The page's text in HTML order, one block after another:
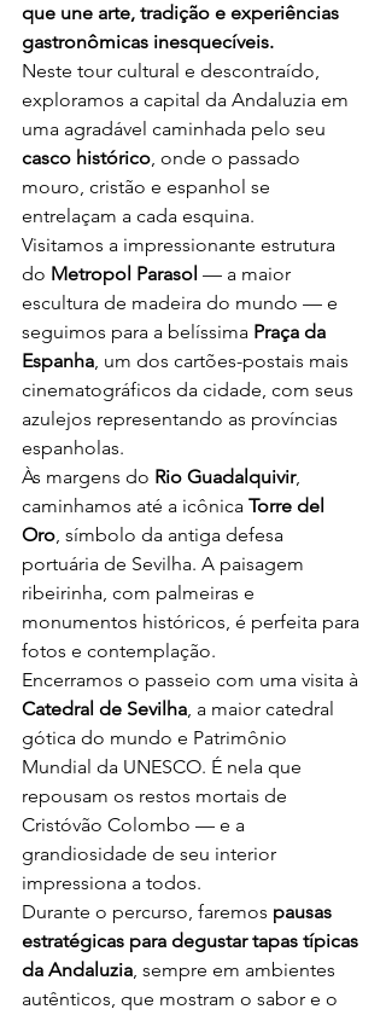
que une arte, tradição e experiências
gastronômicas inesquecíveis.
Neste tour cultural e descontraído,
exploramos a capital da Andaluzia em
uma agradável caminhada pelo seu
casco histórico, onde o passado
mouro, cristão e espanhol se
entrelaçam a cada esquina.
Visitamos a impressionante estrutura
do Metropol Parasol — a maior
escultura de madeira do mundo — e
seguimos para a belíssima Praça da
Espanha, um dos cartões-postais mais
cinematográficos da cidade, com seus
azulejos representando as províncias
espanholas.
Às margens do Rio Guadalquivir,
caminhamos até a icônica Torre del
Oro, símbolo da antiga defesa
portuária de Sevilha. A paisagem
ribeirinha, com palmeiras e
monumentos históricos, é perfeita para
fotos e contemplação.
Encerramos o passeio com uma visita à
Catedral de Sevilha, a maior catedral
gótica do mundo e Patrimônio
Mundial da UNESCO. É nela que
repousam os restos mortais de
Cristóvão Colombo — e a
grandiosidade de seu interior
impressiona a todos.
Durante o percurso, faremos pausas
estratégicas para degustar tapas típicas
da Andaluzia, sempre em ambientes
autênticos, que mostram o sabor e o